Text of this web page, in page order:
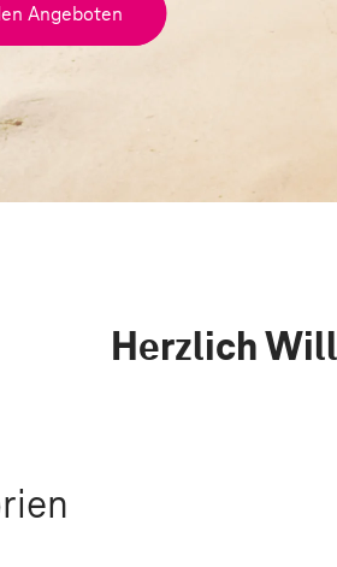
Angeboten
Herzlich